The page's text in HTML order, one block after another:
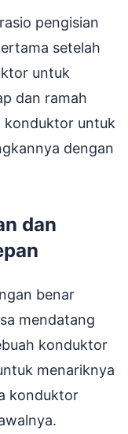
pengisian
setelah
untuk
dan ramah
konduktor untuk
dengan
dan
benar
mendatang
konduktor
menariknya
konduktor